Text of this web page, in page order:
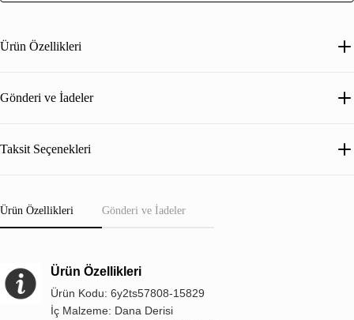
Ürün Özellikleri
Gönderi ve İadeler
Taksit Seçenekleri
Ürün Özellikleri Gönderi ve İadeler
Ürün Özellikleri
Ürün Kodu: 6y2ts57808-15829
İç Malzeme: Dana Derisi